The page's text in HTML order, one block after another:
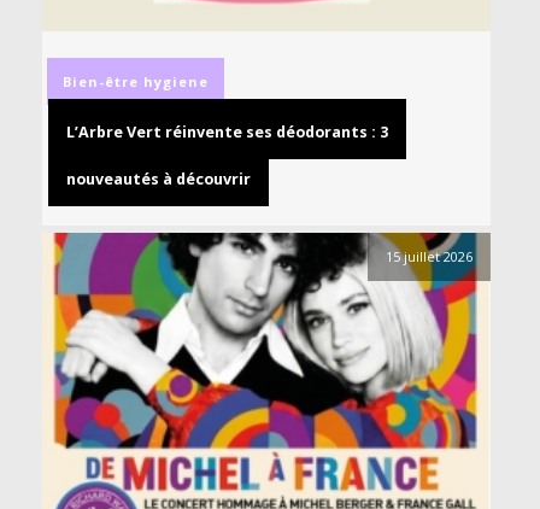
Bien-être hygiene
L’Arbre Vert réinvente ses déodorants : 3
nouveautés à découvrir
15 juillet 2026